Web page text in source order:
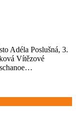
Adéla Poslušná, 3.
Vítězové